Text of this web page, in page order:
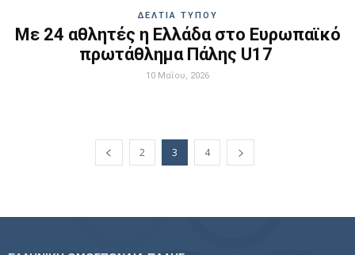
ΔΕΛΤΙΑ ΤΥΠΟΥ
Με 24 αθλητές η Ελλάδα στο Ευρωπαϊκό
πρωτάθλημα Πάλης U17
10 Μαΐου, 2026
2 3 4